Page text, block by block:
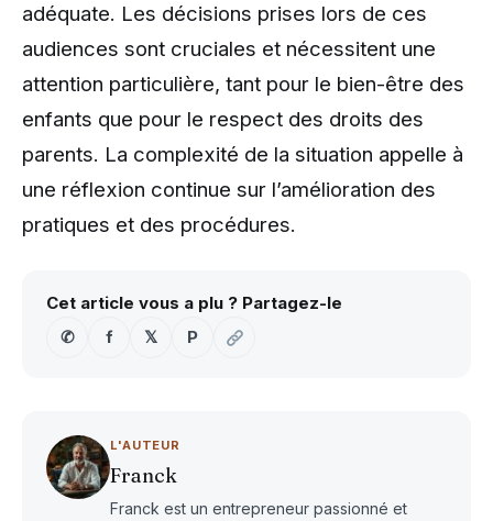
adéquate. Les décisions prises lors de ces
audiences sont cruciales et nécessitent une
attention particulière, tant pour le bien-être des
enfants que pour le respect des droits des
parents. La complexité de la situation appelle à
une réflexion continue sur l’amélioration des
pratiques et des procédures.
Cet article vous a plu ? Partagez-le
✆
f 𝕏 P
L'AUTEUR
Franck
Franck est un entrepreneur passionné et